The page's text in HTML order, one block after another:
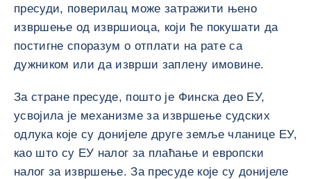
пресуди, поверилац може затражити њено
извршење од извршиоца, који ће покушати да
постигне споразум о отплати на рате са
дужником или да изврши заплену имовине.
За стране пресуде, пошто је Финска део ЕУ,
усвојила је механизме за извршење судских
одлука које су донијеле друге земље чланице ЕУ,
као што су ЕУ налог за плаћање и европски
налог за извршење. За пресуде које су донијеле